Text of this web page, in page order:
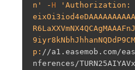
n' - H 'Authorization:
p: //a1.easemob.com/
nferences/